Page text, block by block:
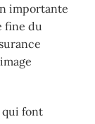
importante
fine du
qui font